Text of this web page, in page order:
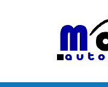
コンテンツに